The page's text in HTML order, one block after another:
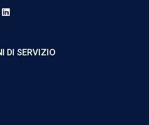
DI SERVIZIO